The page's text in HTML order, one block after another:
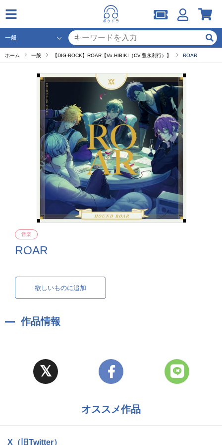
ホーム 一般 【DIG-ROCK】ROAR【Vo.HIBIKI（CV.豊永利行）】 ROAR
ROAR
音楽
欲しいものに追加
作品情報
オススメ作品
X（旧Twitter）